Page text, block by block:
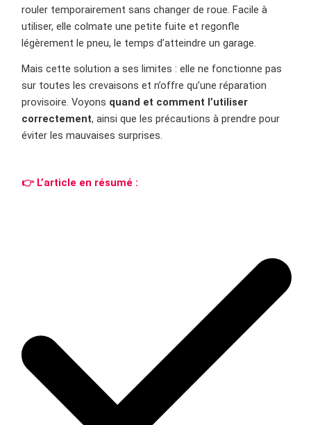
rouler temporairement sans changer de roue. Facile à
utiliser, elle colmate une petite fuite et regonfle
légèrement le pneu, le temps d’atteindre un garage.
Mais cette solution a ses limites : elle ne fonctionne pas
sur toutes les crevaisons et n’offre qu’une réparation
provisoire. Voyons quand et comment l’utiliser
correctement, ainsi que les précautions à prendre pour
éviter les mauvaises surprises.
👉 L’article en résumé :